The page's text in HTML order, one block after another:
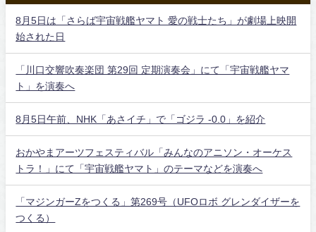
8月5日は「さらば宇宙戦艦ヤマト 愛の戦士たち」が劇場上映開
始された日
「川口交響吹奏楽団 第29回 定期演奏会」にて「宇宙戦艦ヤマ
ト」を演奏へ
8月5日午前、NHK「あさイチ」で「ゴジラ -0.0」を紹介
おかやまアーツフェスティバル「みんなのアニソン・オーケス
トラ！」にて「宇宙戦艦ヤマト」のテーマなどを演奏へ
「マジンガーZをつくる」第269号（UFOロボ グレンダイザーを
つくる）